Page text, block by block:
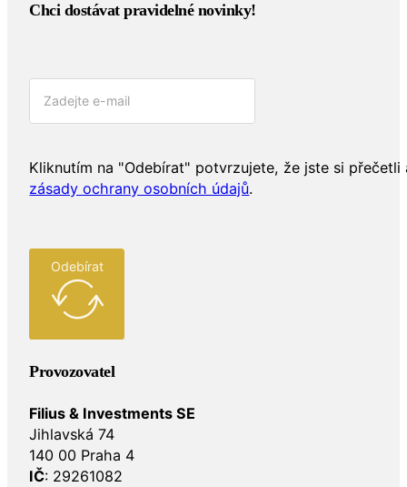
Chci dostávat pravidelné novinky!​
Kliknutím na "Odebírat" potvrzujete, že jste si přečetli
zásady ochrany osobních údajů.
Odebírat
Provozovatel
Filius & Investments SE
Jihlavská 74
140 00 Praha 4
IČ: 29261082